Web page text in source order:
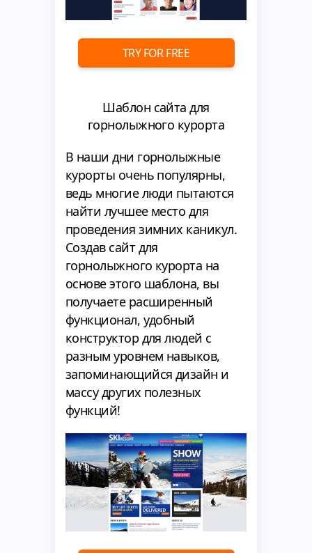
TRY FOR FREE
Шаблон сайта для
горнолыжного курорта
В наши дни горнолыжные
курорты очень популярны,
ведь многие люди пытаются
найти лучшее место для
проведения зимних каникул.
Создав сайт для
горнолыжного курорта на
основе этого шаблона, вы
получаете расширенный
функционал, удобный
конструктор для людей с
разным уровнем навыков,
запоминающийся дизайн и
массу других полезных
функций!